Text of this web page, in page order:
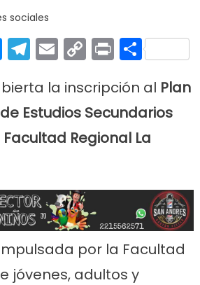
sociales
Messenger
Telegram
EmailCopy
Link
Print
la inscripción al Plan
Estudios Secundarios
Facultad Regional La
por la Facultad
jóvenes, adultos y